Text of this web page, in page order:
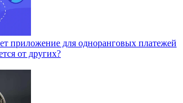
приложение для одноранговых платежей
от других?